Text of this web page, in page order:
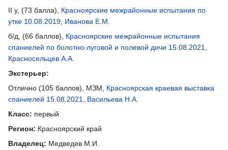
II у, (73 балла), Красноярские межрайонные испытания по
утке 10.08.2019 Иванова Е.М.
б/д, (66 баллов), Красноярские межрайонные испытания
спаниелей по болотно-луговой и полевой дичи 15.08.2021
Красносельцев А.А.
Экстерьер:
Отлично (105 баллов), МЗМ, Красноярская краевая выставка
спаниелей 15.08.2021
Васильева Н.А.
Класс: первый
Регион: Красноярский край
Владелец: Медведев М.И.